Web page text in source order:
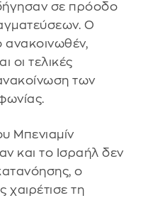
σε πρόοδο
Ο
ανακοινωθέν,
οι τελικές
των
Μπενιαμίν
και το Ισραήλ δεν
ο
χαιρέτισε τη